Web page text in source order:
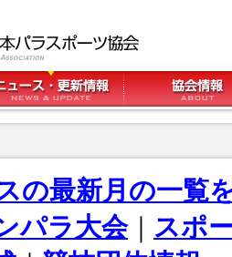
の最新月の一覧
パラ大会｜ スポ